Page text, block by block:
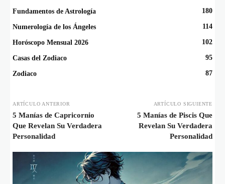
Fundamentos de Astrología 180
Numerología de los Ángeles 114
Horóscopo Mensual 2026 102
Casas del Zodiaco 95
Zodiaco 87
ARTÍCULO ANTERIOR
5 Manías de Capricornio
Que Revelan Su Verdadera
Personalidad
ARTÍCULO SIGUIENTE
5 Manías de Piscis Que
Revelan Su Verdadera
Personalidad